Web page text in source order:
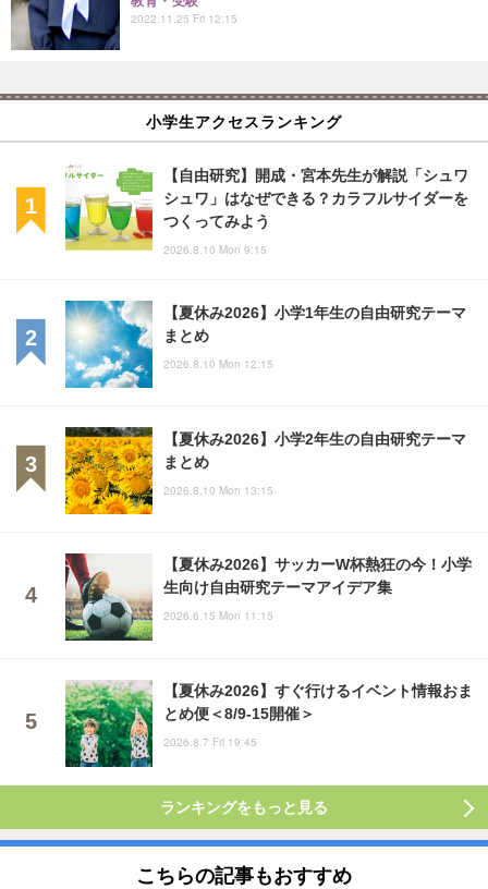
2022.11.25 Fri 12:15
小学生アクセスランキング
【自由研究】開成・宮本先生が解説「シュワ
シュワ」はなぜできる？カラフルサイダーを
つくってみよう
2026.8.10 Mon 9:15
【夏休み2026】小学1年生の自由研究テーマ
まとめ
2026.8.10 Mon 12:15
【夏休み2026】小学2年生の自由研究テーマ
まとめ
2026.8.10 Mon 13:15
【夏休み2026】サッカーW杯熱狂の今！小学
生向け自由研究テーマアイデア集
2026.6.15 Mon 11:15
【夏休み2026】すぐ行けるイベント情報おま
とめ便＜8/9-15開催＞
2026.8.7 Fri 19:45
ランキングをもっと見る
こちらの記事もおすすめ